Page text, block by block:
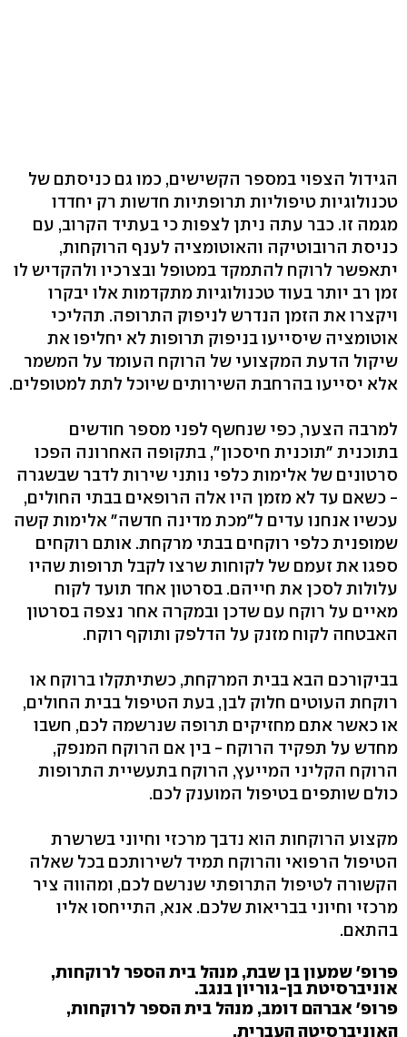
הגידול הצפוי במספר הקשישים, כמו גם כניסתם של
טכנולוגיות טיפוליות תרופתיות חדשות רק יחדדו
מגמה זו. כבר עתה ניתן לצפות כי בעתיד הקרוב, עם
כניסת הרובוטיקה והאוטומציה לענף הרוקחות,
יתאפשר לרוקח להתמקד במטופל ובצרכיו ולהקדיש לו
זמן רב יותר בעוד טכנולוגיות מתקדמות אלו יבקרו
ויקצרו את הזמן הנדרש לניפוק התרופה. תהליכי
אוטומציה שיסייעו בניפוק תרופות לא יחליפו את
שיקול הדעת המקצועי של הרוקח העומד על המשמר
אלא יסייעו בהרחבת השירותים שיוכל לתת למטופלים.
למרבה הצער, כפי שנחשף לפני מספר חודשים
בתוכנית "תוכנית חיסכון", בתקופה האחרונה הפכו
סרטונים של אלימות כלפי נותני שירות לדבר שבשגרה
- כשאם עד לא מזמן היו אלה הרופאים בבתי החולים,
עכשיו אנחנו עדים ל"מכת מדינה חדשה" אלימות קשה
שמופנית כלפי רוקחים בבתי מרקחת. אותם רוקחים
ספגו את זעמם של לקוחות שרצו לקבל תרופות שהיו
עלולות לסכן את חייהם. בסרטון אחד תועד לקוח
מאיים על רוקח עם שדכן ובמקרה אחר נצפה בסרטון
האבטחה לקוח מזנק על הדלפק ותוקף רוקח.
בביקורכם הבא בבית המרקחת, כשתיתקלו ברוקח או
רוקחת העוטים חלוק לבן, בעת הטיפול בבית החולים,
או כאשר אתם מחזיקים תרופה שנרשמה לכם, חשבו
מחדש על תפקיד הרוקח - בין אם הרוקח המנפק,
הרוקח הקליני המייעץ, הרוקח בתעשיית התרופות
כולם שותפים בטיפול המוענק לכם.
מקצוע הרוקחות הוא נדבך מרכזי וחיוני בשרשרת
הטיפול הרפואי והרוקח תמיד לשירותכם בכל שאלה
הקשורה לטיפול התרופתי שנרשם לכם, ומהווה ציר
מרכזי וחיוני בבריאות שלכם. אנא, התייחסו אליו
בהתאם.
פרופ' שמעון בן שבת, מנהל בית הספר לרוקחות,
אוניברסיטת בן-גוריון בנגב.
פרופ' אברהם דומב, מנהל בית הספר לרוקחות,
האוניברסיטה העברית.